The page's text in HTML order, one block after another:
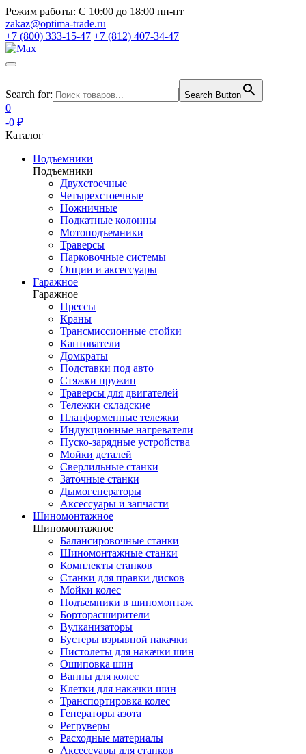
Режим работы: С 10:00 до 18:00 пн-пт
zakaz@optima-trade.ru
+7 (800) 333-15-47 +7 (812) 407-34-47
Search for: Search Button
0
-0 ₽
Каталог
Подъемники
Подъемники
Двухстоечные
Четырехстоечные
Ножничные
Подкатные колонны
Мотоподъемники
Траверсы
Парковочные системы
Опции и аксессуары
Гаражное
Гаражное
Прессы
Краны
Трансмиссионные стойки
Кантователи
Домкраты
Подставки под авто
Стяжки пружин
Траверсы для двигателей
Тележки складские
Платформенные тележки
Индукционные нагреватели
Пуско-зарядные устройства
Мойки деталей
Сверлильные станки
Заточные станки
Дымогенераторы
Аксессуары и запчасти
Шиномонтажное
Шиномонтажное
Балансировочные станки
Шиномонтажные станки
Комплекты станков
Станки для правки дисков
Мойки колес
Подъемники в шиномонтаж
Борторасширители
Вулканизаторы
Бустеры взрывной накачки
Пистолеты для накачки шин
Ошиповка шин
Ванны для колес
Клетки для накачки шин
Транспортировка колес
Генераторы азота
Регруверы
Расходные материалы
Аксессуары для станков